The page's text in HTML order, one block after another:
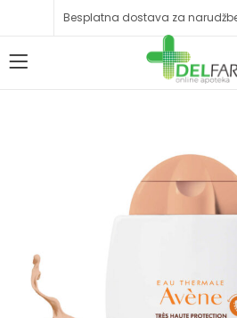
Besplatna dostava za narudžbe